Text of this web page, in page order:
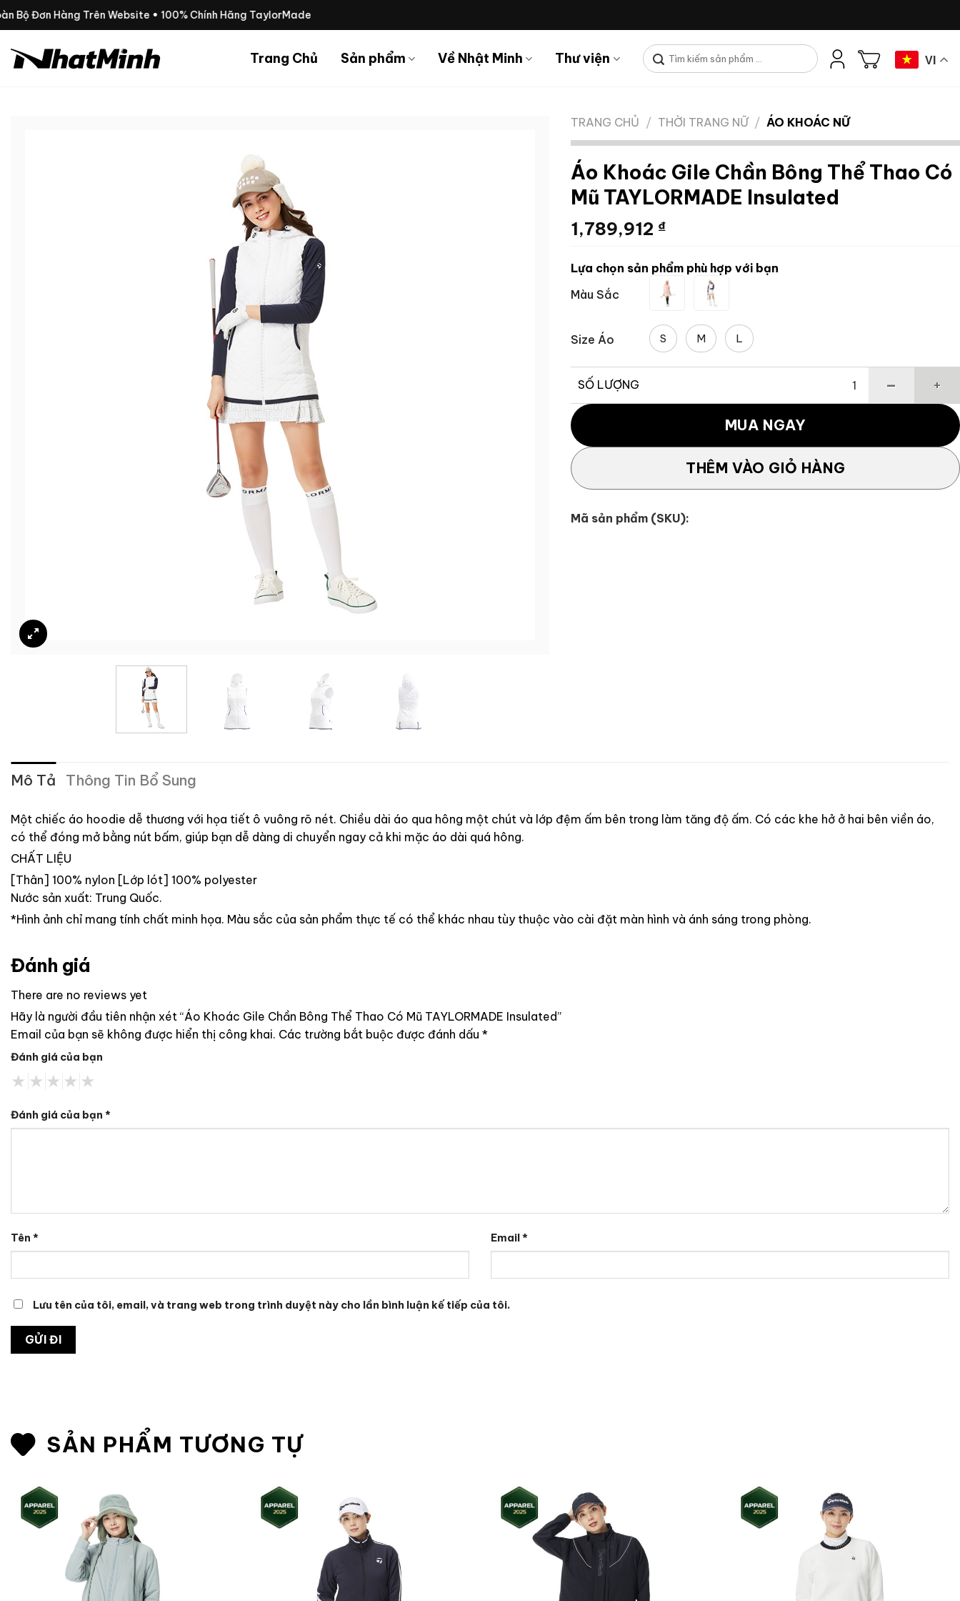
Chuyển
dung
Bộ Đơn Hàng Trên Website • 100% Chính Hãng TaylorMade
Trang Chủ Sản phẩm Về Nhật Minh Thư viện
Tìm
kiếm:
VI
TRANG CHỦ / THỜI TRANG NỮ / ÁO KHOÁC NỮ
Áo Khoác Gile Chần Bông Thể Thao Có
Mũ TAYLORMADE Insulated
1,789,912 ₫
Lựa chọn sản phẩm phù hợp với bạn
Màu Sắc
Size Áo S M L
SỐ LƯỢNG
Áo Khoác Gile Chần Bông Thể Thao Có Mũ TAYLORMADE Insulated số
THÊM VÀO GIỎ HÀNG
MUA NGAY
Mã sản phẩm (SKU):
Mô Tả Thông Tin Bổ Sung
Một chiếc áo hoodie dễ thương với họa tiết ô vuông rõ nét. Chiều dài áo qua hông một chút và lớp đệm ấm bên trong làm tăng độ ấm. Có các khe hở ở hai bên viền áo,
có thể đóng mở bằng nút bấm, giúp bạn dễ dàng di chuyển ngay cả khi mặc áo dài quá hông.
CHẤT LIỆU
[Thân] 100% nylon [Lớp lót] 100% polyester
Nước sản xuất: Trung Quốc.
*Hình ảnh chỉ mang tính chất minh họa. Màu sắc của sản phẩm thực tế có thể khác nhau tùy thuộc vào cài đặt màn hình và ánh sáng trong phòng.
Đánh giá
There are no reviews yet
Hãy là người đầu tiên nhận xét “Áo Khoác Gile Chần Bông Thể Thao Có Mũ TAYLORMADE Insulated”
Email của bạn sẽ không được hiển thị công khai. Các trường bắt buộc được đánh dấu *
Đánh giá của bạn
Đánh giá của bạn *
Tên * Email *
Lưu tên của tôi, email, và trang web trong trình duyệt này cho lần bình luận kế tiếp của tôi.
SẢN PHẨM TƯƠNG TỰ